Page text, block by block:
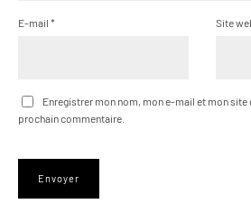
E-mail * Site
Enregistrer mon nom, mon e-mail et mon
prochain commentaire.